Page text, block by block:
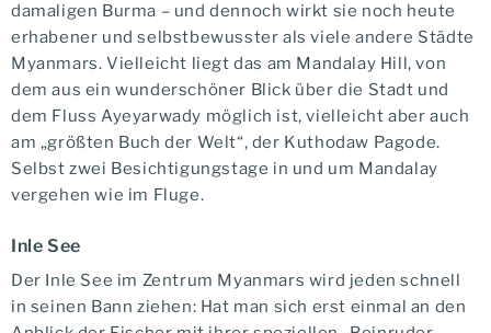
damaligen Burma – und dennoch wirkt sie noch heute
erhabener und selbstbewusster als viele andere Städte
Myanmars. Vielleicht liegt das am Mandalay Hill, von
dem aus ein wunderschöner Blick über die Stadt und
dem Fluss Ayeyarwady möglich ist, vielleicht aber auch
am „größten Buch der Welt“, der Kuthodaw Pagode.
Selbst zwei Besichtigungstage in und um Mandalay
vergehen wie im Fluge.
Inle See
Der Inle See im Zentrum Myanmars wird jeden schnell
in seinen Bann ziehen: Hat man sich erst einmal an den